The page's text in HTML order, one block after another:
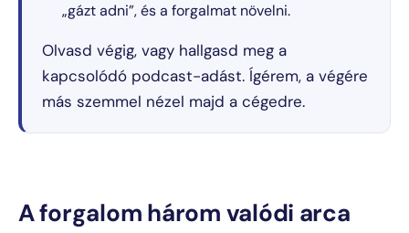
„gázt adni”, és a forgalmat növelni.
Olvasd végig, vagy hallgasd meg a
kapcsolódó podcast-adást. Ígérem, a végére
más szemmel nézel majd a cégedre.
A forgalom három valódi arca